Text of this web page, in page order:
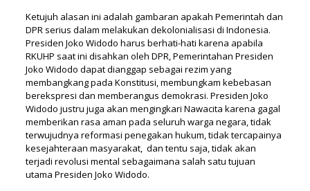
Ketujuh alasan ini adalah gambaran apakah Pemerintah dan
DPR serius dalam melakukan dekolonialisasi di Indonesia.
Presiden Joko Widodo harus berhati-hati karena apabila
RKUHP saat ini disahkan oleh DPR, Pemerintahan Presiden
Joko Widodo dapat dianggap sebagai rezim yang
membangkang pada Konstitusi, membungkam kebebasan
berekspresi dan memberangus demokrasi. Presiden Joko
Widodo justru juga akan mengingkari Nawacita karena gagal
memberikan rasa aman pada seluruh warga negara, tidak
terwujudnya reformasi penegakan hukum, tidak tercapainya
kesejahteraan masyarakat, dan tentu saja, tidak akan
terjadi revolusi mental sebagaimana salah satu tujuan
utama Presiden Joko Widodo.